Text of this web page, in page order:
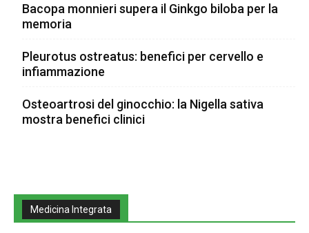
Bacopa monnieri supera il Ginkgo biloba per la
memoria
Pleurotus ostreatus: benefici per cervello e
infiammazione
Osteoartrosi del ginocchio: la Nigella sativa
mostra benefici clinici
Medicina Integrata